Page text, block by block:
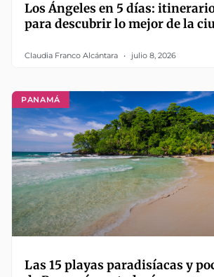
Los Ángeles en 5 días:
para descubrir lo mejor de la
Claudia Franco Alcántara julio 8, 2026
PANAMÁ
Las 15 playas paradisíacas y